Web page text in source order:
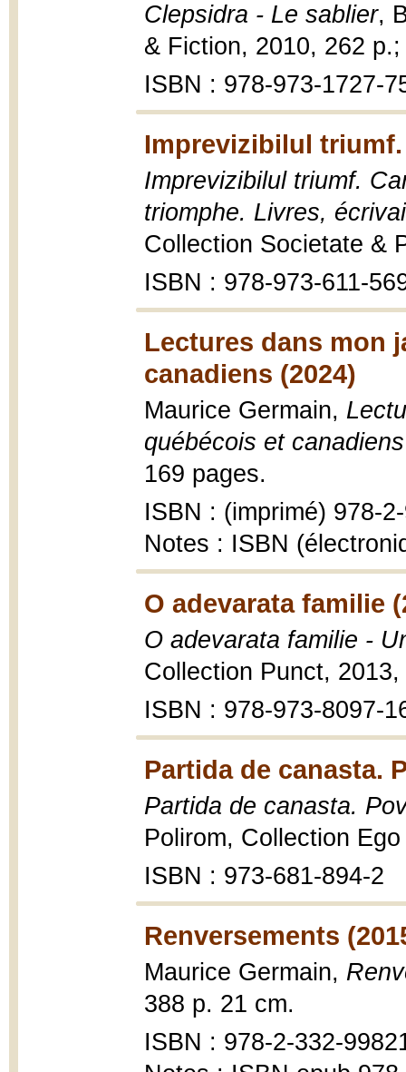
Clepsidra - Le sablier,
& Fiction, 2010, 262
ISBN : 978-973-1727-
Imprevizibilul
Imprevizibilul triumf.
triomphe. Livres,
Collection Societate &
ISBN : 978-973-611-
Lectures dans mon
canadiens (2024)
Maurice Germain,
québécois et canadiens
169 pages.
ISBN : (imprimé) 978-
Notes : ISBN
O adevarata familie
O adevarata familie -
Collection Punct,
ISBN : 978-973-8097-
Partida de canasta.
Partida de canasta.
Polirom, Collection
ISBN : 973-681-894-2
Renversements
Maurice Germain,
388 p. 21 cm.
ISBN : 978-2-332-